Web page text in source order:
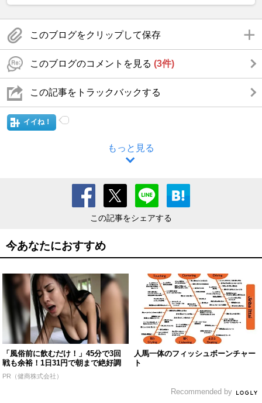
このブログをクリップして保存
このブログのコメントを見る (3件)
この記事をトラックバックする
イイね！
もっと見る
この記事をシェアする
今あなたにおすすめ
「風俗前に飲むだけ！」45分で3回
戦も余裕！1日31円で朝まで絶好調
PR（健商株式会社）
人馬一体のフィッシュボーンチャー
ト
Recommended by